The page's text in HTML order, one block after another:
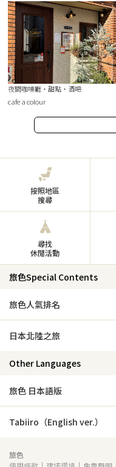
夜間咖啡廳・甜點・酒吧
cafe a colour
按照地區
搜尋
尋找
休閒活動
旅色Special Contents
旅色人氣排名
日本北陸之旅
Other Languages
旅色 日本語版
Tabiiro（English ver.）
旅色